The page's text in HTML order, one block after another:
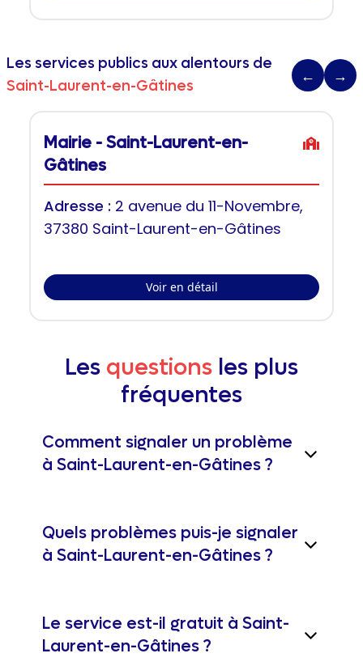
Les services publics aux alentours de
Saint-Laurent-en-Gâtines
← →
Mairie - Saint-Laurent-en-
Gâtines
Adresse : 2 avenue du 11-Novembre,
37380 Saint-Laurent-en-Gâtines
Voir en détail
Les questions les plus
fréquentes
Comment signaler un problème
à Saint-Laurent-en-Gâtines ?
Quels problèmes puis-je signaler
à Saint-Laurent-en-Gâtines ?
Le service est-il gratuit à Saint-
Laurent-en-Gâtines ?